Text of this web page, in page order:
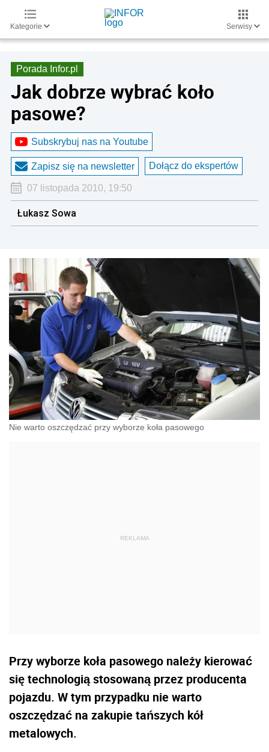
Kategorie Serwisy
Porada Infor.pl
Jak dobrze wybrać koło
pasowe?
Subskrybuj nas na Youtube
Zapisz się na newsletter Dołącz do ekspertów
07 listopada 2010, 19:50
Łukasz Sowa
Nie warto oszczędzać przy wyborze koła pasowego
Przy wyborze koła pasowego należy kierować
się technologią stosowaną przez producenta
pojazdu. W tym przypadku nie warto
oszczędzać na zakupie tańszych kół
metalowych.